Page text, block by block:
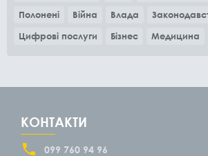
Полонені
Війна Влада
Цифрові послуги
Бізнес Медицина
КОНТАКТИ
099 760 94 96